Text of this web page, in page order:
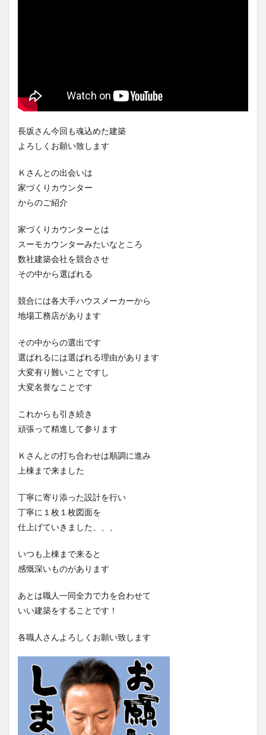
長坂さん今回も魂込めた建築
よろしくお願い致します
Ｋさんとの出会いは
家づくりカウンター
からのご紹介
家づくりカウンターとは
スーモカウンターみたいなところ
数社建築会社を競合させ
その中から選ばれる
競合には各大手ハウスメーカーから
地場工務店があります
その中からの選出です
選ばれるには選ばれる理由があります
大変有り難いことですし
大変名誉なことです
これからも引き続き
頑張って精進して参ります
Ｋさんとの打ち合わせは順調に進み
上棟まで来ました
丁寧に寄り添った設計を行い
丁寧に１枚１枚図面を
仕上げていきました、、、
いつも上棟まで来ると
感慨深いものがあります
あとは職人一同全力で力を合わせて
いい建築をすることです！
各職人さんよろしくお願い致します